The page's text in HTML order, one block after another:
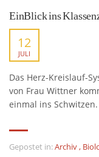
EinBlick ins
12
JULI
Das Herz-Kreislauf-
von Frau Wittner
einmal ins Schwitzen.
Gepostet in:Archiv,